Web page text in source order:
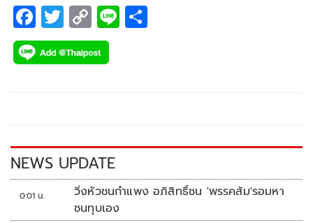
F
ac
e
k
T
wi
tt
C
o
p
k
Li
NEWS UPDATE
0:01 น.
วิ่งหัวชนกำแพง อภิสิทธิ์ชน 'พรรคส้ม'รอมหา
ชนทุบเอง